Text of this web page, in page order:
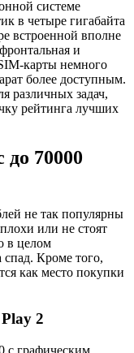
системе
в четыре гигабайта
встроенной вполне
и
карты немного
более доступным.
различных задач,
рейтинга лучших
70000
не так популярны
или не стоят
в целом
спад. Кроме того,
как место покупки
2
с графическим